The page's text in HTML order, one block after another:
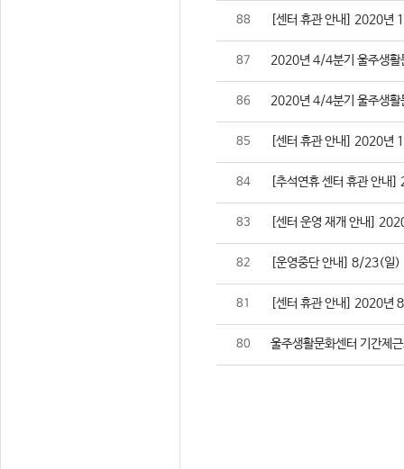
88 [센터 휴관 안내] 2020년
87 2020년 4/4분기 울주생활
86 2020년 4/4분기 울주생활
85 [센터 휴관 안내] 2020년
84 [추석연휴 센터 휴관 안
83 [센터 운영 재개 안내]
82 [운영중단 안내] 8/23(일)
81 [센터 휴관 안내] 2020년
80 울주생활문화센터 기간제